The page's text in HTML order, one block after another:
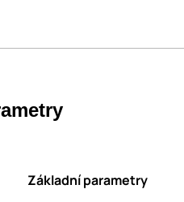
Základní parametry